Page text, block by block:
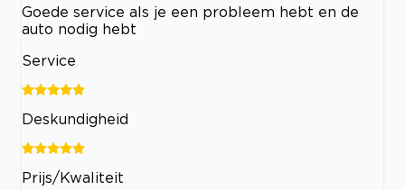
Goede service als je een probleem hebt en de
auto nodig hebt
Service
Deskundigheid
Prijs/Kwaliteit